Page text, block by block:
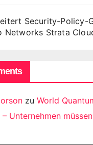
Security-Policy-
Networks Strata
zu World
Unternehmen